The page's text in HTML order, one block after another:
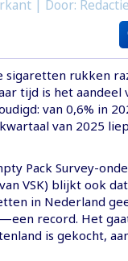
| Door: Redactie
sigaretten rukken
tijd is het aandeel
van 0,6% in
van 2025
Pack Survey-
VSK) blijkt ook
in Nederland
record. Het
is gekocht,